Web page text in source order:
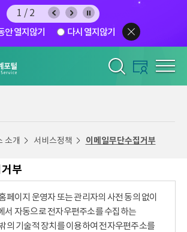
1/2
안 열지않기 다시 열지않기
소개 서비스정책 이메일무단수집거부
부
페이지 운영자 또는 관리자의 사전 동의 없이
서 자동으로 전자우편주소를 수집하는
의 기술적 장치를 이용하여 전자우편주소를